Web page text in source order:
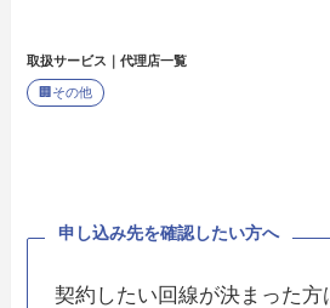
取扱サービス｜代理店一覧
🏢 その他
申し込み先を確認したい方へ
契約したい回線が決まった方